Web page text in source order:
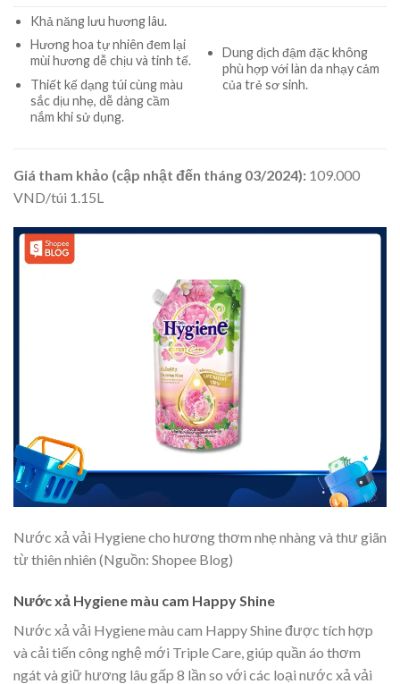
Khả năng lưu hương lâu.
Hương hoa tự nhiên đem lại
mùi hương dễ chịu và tinh tế.
Thiết kế dạng túi cùng màu
sắc dịu nhẹ, dễ dàng cầm
nắm khi sử dụng.
Dung dịch đậm đặc không
phù hợp với làn da nhạy cảm
của trẻ sơ sinh.
Giá tham khảo (cập nhật đến tháng 03/2024): 109.000
VND/túi 1.15L
Nước xả vải Hygiene cho hương thơm nhẹ nhàng và thư giãn
từ thiên nhiên (Nguồn: Shopee Blog)
Nước xả Hygiene màu cam Happy Shine
Nước xả vải Hygiene màu cam Happy Shine được tích hợp
và cải tiến công nghệ mới Triple Care, giúp quần áo thơm
ngát và giữ hương lâu gấp 8 lần so với các loại nước xả vải